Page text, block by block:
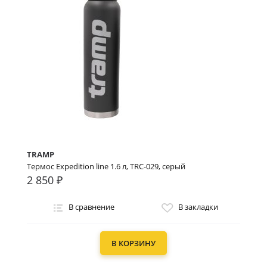
TRAMP
Термос Expedition line 1.6 л, TRC-029, серый
2 850 ₽
В сравнение В закладки
В КОРЗИНУ